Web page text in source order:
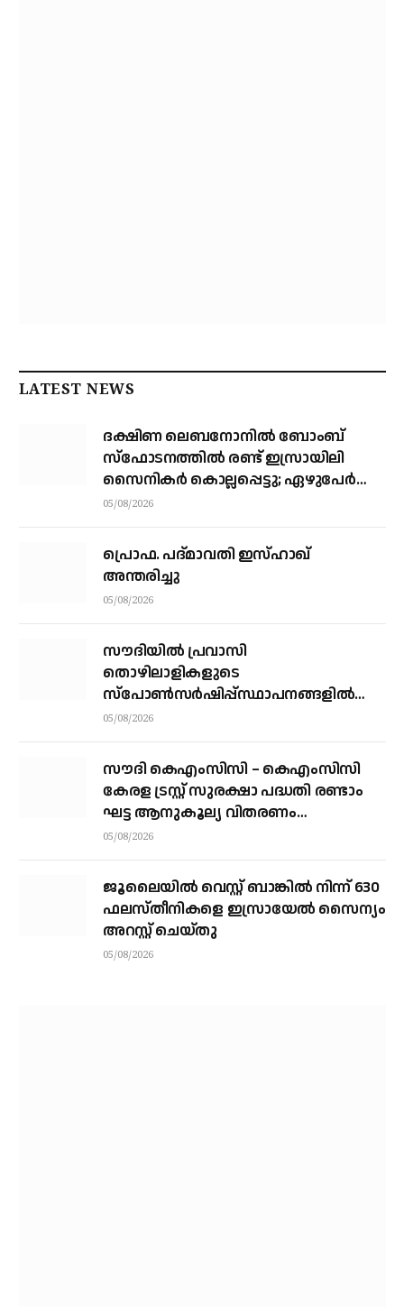
LATEST NEWS
ദക്ഷിണ ലെബനോനില്‍ ബോംബ്
സ്‌ഫോടനത്തില്‍ രണ്ട് ഇസ്രായിലി
സൈനികര്‍ കൊല്ലപ്പെട്ടു; ഏഴുപേര്‍ക്ക്
പരിക്ക്
05/08/2026
പ്രൊഫ. പദ്മാവതി ഇസ്ഹാഖ്
അന്തരിച്ചു
05/08/2026
സൗദിയില്‍ പ്രവാസി
തൊഴിലാളികളുടെ
സ്‌പോണ്‍സര്‍ഷിപ്പ്സ്ഥാപനങ്ങളില്‍
നിന്ന് വ്യക്തികളിലേക്ക് മാറ്റാന്‍
05/08/2026
സൗദി കെഎംസിസി – കെഎംസിസി
കേരള ട്രസ്റ്റ് സുരക്ഷാ പദ്ധതി രണ്ടാം
ഘട്ട ആനുകൂല്യ വിതരണം
വെള്ളിയാഴ്ച്ച കോഴിക്കോട്ട്
05/08/2026
ജൂലൈയില്‍ വെസ്റ്റ് ബാങ്കില്‍ നിന്ന് 630
ഫലസ്തീനികളെ ഇസ്രായേല്‍ സൈന്യം
അറസ്റ്റ് ചെയ്തു
05/08/2026